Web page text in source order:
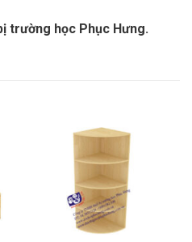
trường học Phục Hưng.